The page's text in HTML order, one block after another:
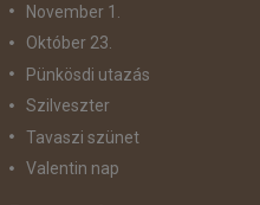
November 1.
Október 23.
Pünkösdi utazás
Szilveszter
Tavaszi szünet
Valentin nap